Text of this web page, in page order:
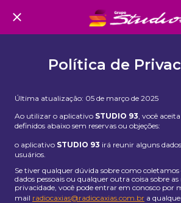
Política de
Última atualização: 05 de março de 2025
Ao utilizar o aplicativo STUDIO 93, você
definidos abaixo sem reservas ou objeções:
o aplicativo STUDIO 93 irá reunir alguns dados
usuários.
Se tiver qualquer dúvida sobre como coletamos
dados pessoais ou qualquer outra coisa sobre as
privacidade, você pode entrar em conosco por
mail radiocaxias@radiocaxias.com.br a